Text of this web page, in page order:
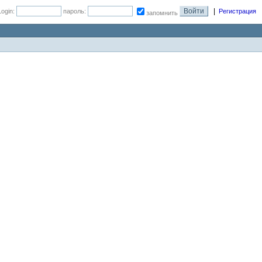
пароль: запомнить Регистрация